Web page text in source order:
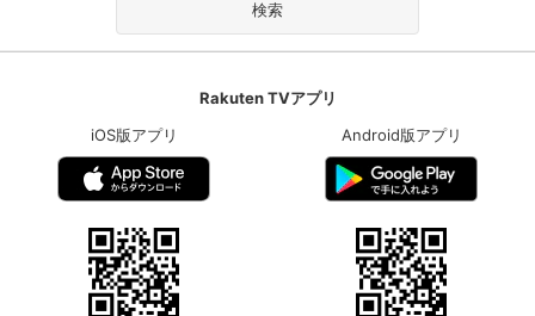
基本情報、本人連絡先、パスワード 、クレ
決済方法変更 決済方法の変更が可能です。
Rakuten TVアプリ
iOS版アプリ
Android版アプリ